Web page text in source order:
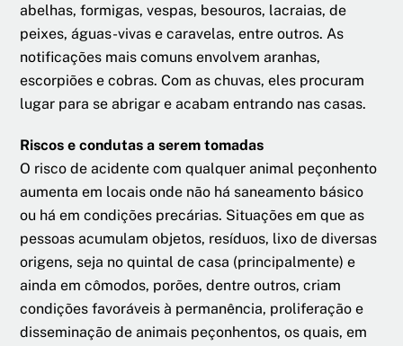
abelhas, formigas, vespas, besouros, lacraias, de
peixes, águas-vivas e caravelas, entre outros. As
notificações mais comuns envolvem aranhas,
escorpiões e cobras. Com as chuvas, eles procuram
lugar para se abrigar e acabam entrando nas casas.
Riscos e condutas a serem tomadas
O risco de acidente com qualquer animal peçonhento
aumenta em locais onde não há saneamento básico
ou há em condições precárias. Situações em que as
pessoas acumulam objetos, resíduos, lixo de diversas
origens, seja no quintal de casa (principalmente) e
ainda em cômodos, porões, dentre outros, criam
condições favoráveis à permanência, proliferação e
disseminação de animais peçonhentos, os quais, em